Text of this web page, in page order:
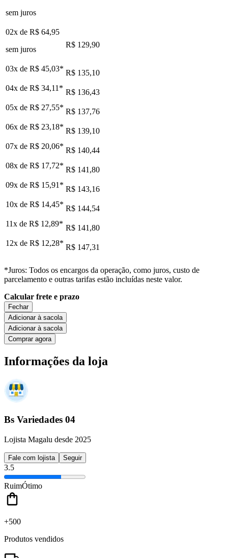
sem juros
02x de R$ 64,95
sem juros
R$ 129,90
03x de R$ 45,03* R$ 135,10
04x de R$ 34,11 * R$ 136,43
05x de R$ 27,55* R$ 137,76
06x de R$ 23,18* R$ 139,10
07x de R$ 20,06* R$ 140,44
08x de R$ 17,72* R$ 141,80
09x de R$ 15,91 * R$ 143,16
10x de R$ 14,45* R$ 144,54
11x de R$ 12,89* R$ 141,80
12x de R$ 12,28* R$ 147,31
*Juros: Todos os encargos da operação, como juros, custo de
parcelamento e outras tarifas estão incluídas neste valor.
Calcular frete e prazo
Fechar
Adicionar à sacola
Adicionar à sacola
Comprar agora
Informações da loja
Bs Variedades 04
Lojista Magalu desde 2025
Fale com lojista Seguir
3.5
RuimÓtimo
+500
Produtos vendidos